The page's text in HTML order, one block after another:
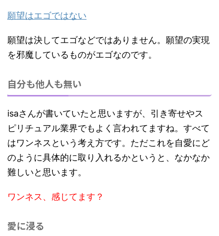
願望はエゴではない
願望は決してエゴなどではありません。願望の実現
を邪魔しているものがエゴなのです。
自分も他人も無い
isaさんが書いていたと思いますが、引き寄せやス
ピリチュアル業界でもよく言われてますね。すべて
はワンネスという考え方です。ただこれを自愛にど
のように具体的に取り入れるかというと、なかなか
難しいと思います。
ワンネス、感じてます？
愛に浸る